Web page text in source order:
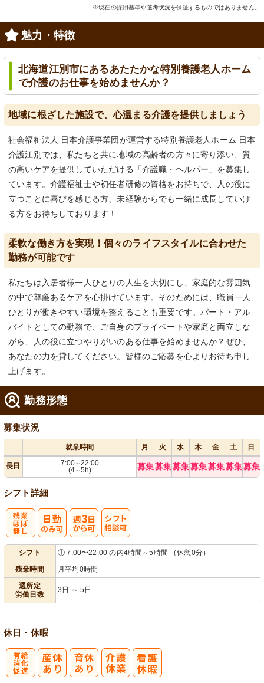
※現在の採用基準や選考状況を保証するものではありません。
魅力・特徴
北海道江別市にあるあたたかな特別養護老人ホーム
で介護のお仕事を始めませんか？
地域に根ざした施設で、心温まる介護を提供しましょう
社会福祉法人 日本介護事業団が運営する特別養護老人ホーム 日本
介護江別では、私たちと共に地域の高齢者の方々に寄り添い、質
の高いケアを提供していただける「介護職・ヘルパー」を募集し
ています。介護福祉士や初任者研修の資格をお持ちで、人の役に
立つことに喜びを感じる方、未経験からでも一緒に成長していけ
る方をお待ちしております！
柔軟な働き方を実現！個々のライフスタイルに合わせた
勤務が可能です
私たちは入居者様一人ひとりの人生を大切にし、家庭的な雰囲気
の中で尊厳あるケアを心掛けています。そのためには、職員一人
ひとりが働きやすい環境を整えることも重要です。パート・アル
バイトとしての勤務で、ご自身のプライベートや家庭と両立しな
がら、人の役に立つやりがいのある仕事を始めませんか？ぜひ、
あなたの力を貸してください。皆様のご応募を心よりお待ち申し
上げます。
勤務形態
募集状況
就業時間 月 火 水 木 金 土 日
長日 7:00～22:00
(4～5h) 募集募集募集募集募集募集募集
シフト詳細
シフト
① 7:00〜22:00 の内4時間～5時間 （休憩0分）
残業時間
月平均0時間
週所定
労働日数
3日 ～ 5日
休日・休暇